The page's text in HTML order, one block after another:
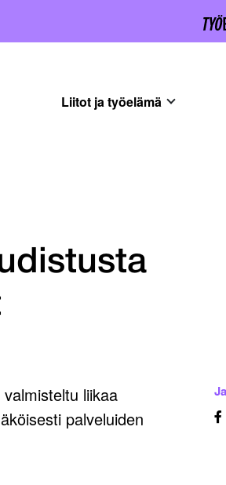
Liitot ja työelämä
liikaa
palveluiden